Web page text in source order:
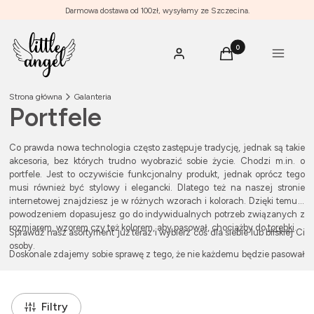
Darmowa dostawa od 100zł, wysyłamy ze Szczecina.
Zaloguj się Produkty w koszyku:
Koszyk Menu
Strona główna Galanteria
Portfele
Co prawda nowa technologia często zastępuje tradycję, jednak są takie
akcesoria, bez których trudno wyobrazić sobie życie. Chodzi m.in. o
portfele. Jest to oczywiście funkcjonalny produkt, jednak oprócz tego
musi również być stylowy i elegancki. Dlatego też na naszej stronie
internetowej znajdziesz je w różnych wzorach i kolorach. Dzięki temu z
powodzeniem dopasujesz go do indywidualnych potrzeb związanych z
rozmiarem, wzorem czy też kolorem, aby pasował, chociażby dotorebki .
Doskonale zdajemy sobie sprawę z tego, że nie każdemu będzie pasował
o to, aby każdy towar został wykończony z należytą starannością. Dzięki
temu klienci otrzymują akcesoria perfekcyjne! Proponowane przez nas
Sprawdź nasz asortyment już teraz i wybierz coś dla siebie lub bliskiej Ci
osoby.
Filtry